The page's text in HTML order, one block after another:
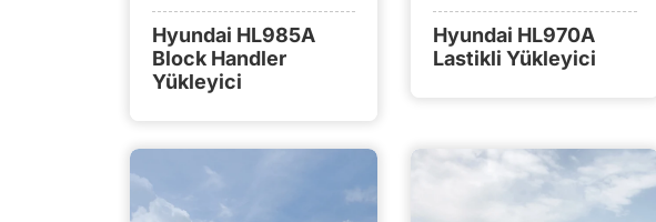
Hyundai HL985A
Block Handler
Yükleyici
Hyundai HL970A
Lastikli Yükleyici